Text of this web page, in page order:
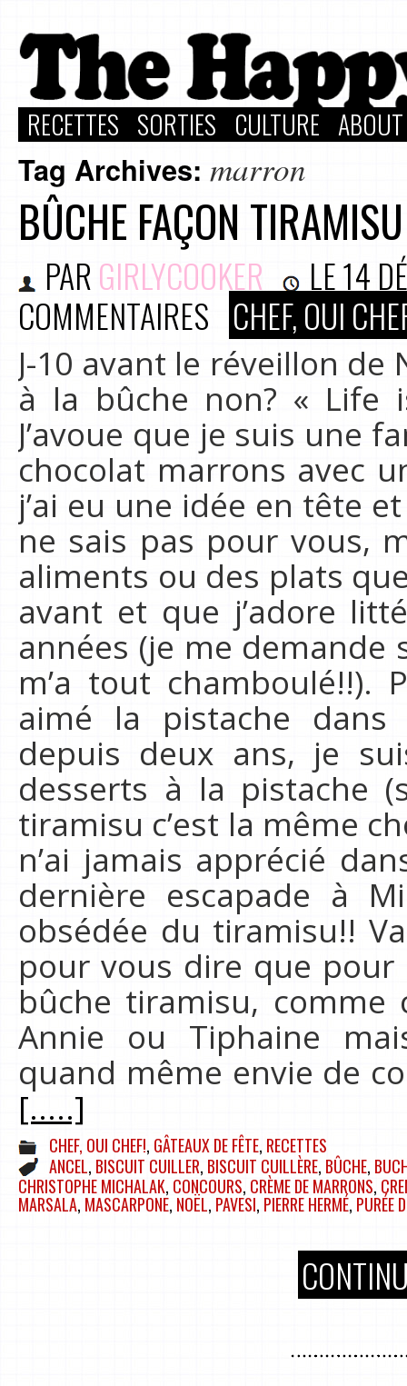
RECETTES SORTIES CULTURE
Tag Archives: marron
BÛCHE FAÇON
PAR GIRLYCOOKER LE14
COMMENTAIRES CHEF, OUI
J-10 avant le réveillon
à la bûche non? « Life
J’avoue que je suis une
chocolat marrons avec
j’ai eu une idée en tête
ne sais pas pour vous,
aliments ou des plats
avant et que j’adore
années (je me demande
m’a tout chamboulé!!).
aimé la pistache
depuis deux ans, je
desserts à la pistache
tiramisu c’est la même
n’ai jamais apprécié
dernière escapade à
obsédée du tiramisu!!
pour vous dire que
bûche tiramisu, comme
Annie ou Tiphaine
quand même envie de
[.....]
CHEF, OUI CHEF!, GÂTEAUX DE FÊTE, RECETTES
ANCEL, BISCUIT CUILLER, BISCUIT CUILLÈRE, BÛCHE,
CHRISTOPHE MICHALAK, CONCOURS, CRÈME DE MARRONS,
MARSALA, MASCARPONE, NOËL, PAVESI, PIERRE HERMÉ, PURÉE